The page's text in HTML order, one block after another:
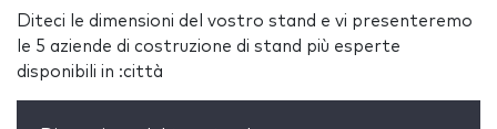
Diteci le dimensioni del vostro stand e vi presenteremo
le 5 aziende di costruzione di stand più esperte
disponibili in :città